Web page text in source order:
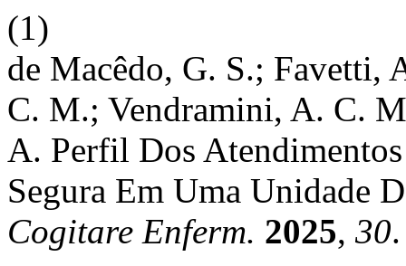
(1)
de Macêdo, G. S.; Favetti,
C. M.; Vendramini, A. C.
A. Perfil Dos
Segura Em Uma Unidade
Cogitare Enferm. 2025, 30.